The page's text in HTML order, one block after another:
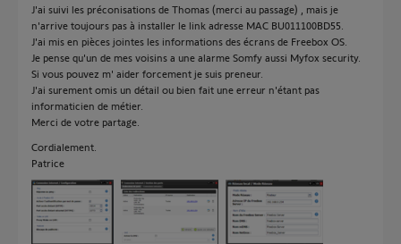
J'ai suivi les préconisations de Thomas (merci au passage) , mais je
n'arrive toujours pas à installer le link adresse MAC BU011100BD55.
J'ai mis en pièces jointes les informations des écrans de Freebox OS.
Je pense qu'un de mes voisins a une alarme Somfy aussi Myfox security.
Si vous pouvez m' aider forcement je suis preneur.
J'ai surement omis un détail ou bien fait une erreur n'étant pas
informaticien de métier.
Merci de votre partage.
Cordialement.
Patrice